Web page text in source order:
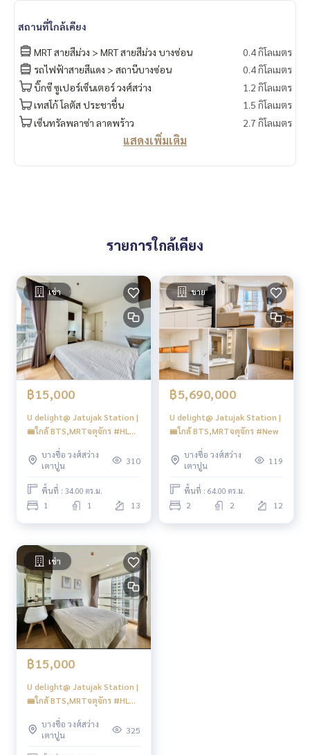
⭐️ตลาด. อตก
----------------------------------------
You can inbox or dm to ask more information, It’s my pleas
ure to give.
Tel :093-943-4388
What App+6693-943-4388
#SOASISOFFICEBUILDING #SCB #TTB #KASETSART #CONDO
ตุจักร #เช่าคอนโดจตุจักร #คอนโดย่านจตุจักก #จตุจักร #ขายคอ
ตลาดนัดจตุจักร #สวนรถไฟ #สถานีกลางบางซื่อ #ตึกแดง
#Nich
สถานที่ใกล้เคียง
MRT สายสีม่วง > MRT สายสีม่วง บางซ่อน
0.4 กิโลเมตร
รถไฟฟ้าสายสีแดง > สถานีบางซ่อน
0.4 กิโลเมตร
บิ๊กซี ซูเปอร์เซ็นเตอร์ วงศ์สว่าง
1.2 กิโลเมตร
เทสโก้ โลตัส ประชาชื่น
1.5 กิโลเมตร
เซ็นทรัลพลาซ่า ลาดพร้าว
2.7 กิโลเมตร
แสดงเพิ่มเติม
รายการใกล้เคียง
เช่า
฿15,000
U delight@ Jatujak Station |
🚝ใกล้ BTS,MRTจตุจักร #HL
บางซื่อ วงศ์สว่าง
เตาปูน
310
พื้นที่ : 34.00 ตร.ม.
1 1 13
ขาย
฿5,690,000
U delight@ Jatujak Station |
🚝ใกล้ BTS,MRTจตุจักร #New
บางซื่อ วงศ์สว่าง
เตาปูน
119
พื้นที่ : 64.00 ตร.ม.
2 2 12
เช่า
฿15,000
U delight@ Jatujak Station |
🚝ใกล้ BTS,MRTจตุจักร #HL
บางซื่อ วงศ์สว่าง
เตาปูน
325